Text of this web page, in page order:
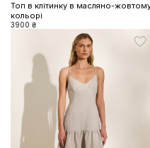
Топ в клітинку в масляно-
кольорі
3900 ₴